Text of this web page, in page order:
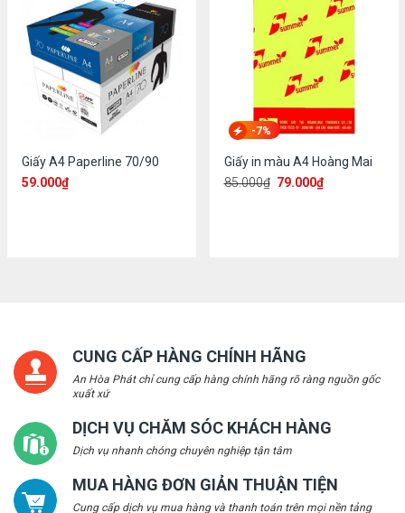
Giấy A4 Paperline 70/90
59.000₫
-7%
Giấy in màu A4 Hoàng Mai
85.000₫ 79.000₫
CUNG CẤP HÀNG CHÍNH HÃNG
An Hòa Phát chỉ cung cấp hàng chính hãng rõ ràng nguồn gốc
xuất xứ
DỊCH VỤ CHĂM SÓC KHÁCH HÀNG
Dịch vụ nhanh chóng chuyên nghiệp tận tâm
MUA HÀNG ĐƠN GIẢN THUẬN TIỆN
Cung cấp dịch vụ mua hàng và thanh toán trên mọi nền tảng